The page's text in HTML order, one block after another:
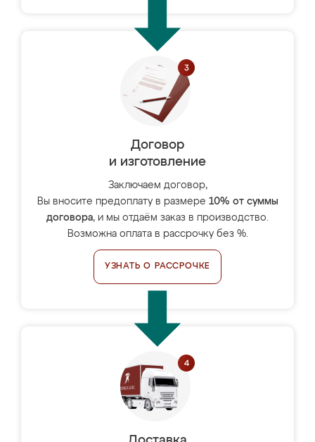
Договор
и изготовление
Заключаем договор,
Вы вносите предоплату в размере 10% от суммы
договора, и мы отдаём заказ в производство.
Возможна оплата в рассрочку без %.
УЗНАТЬ О РАССРОЧКЕ